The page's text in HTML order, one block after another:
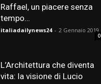
Raffael, un piacere senza
tempo…
italiadailynews24 - 2 Gennaio 2019
0
L’Architettura che diventa
vita: la visione di Lucio